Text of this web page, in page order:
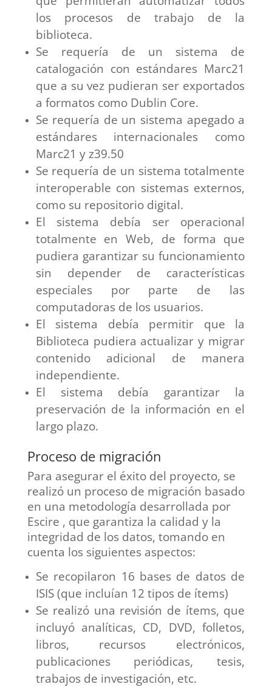
los procesos de trabajo de la
biblioteca.
Se requería de un sistema de
catalogación con estándares Marc21
que a su vez pudieran ser exportados
a formatos como Dublin Core.
Se requería de un sistema apegado a
estándares internacionales como
Marc21 y z39.50
Se requería de un sistema totalmente
interoperable con sistemas externos,
como su repositorio digital.
El sistema debía ser operacional
totalmente en Web, de forma que
pudiera garantizar su funcionamiento
sin depender de características
especiales por parte de las
computadoras de los usuarios.
El sistema debía permitir que la
Biblioteca pudiera actualizar y migrar
contenido adicional de manera
independiente.
El sistema debía garantizar la
preservación de la información en el
largo plazo.
Proceso de migración
Para asegurar el éxito del proyecto, se
realizó un proceso de migración basado
en una metodología desarrollada por
Escire , que garantiza la calidad y la
integridad de los datos, tomando en
cuenta los siguientes aspectos:
Se recopilaron 16 bases de datos de
ISIS (que incluían 12 tipos de ítems)
Se realizó una revisión de ítems, que
incluyó analíticas, CD, DVD, folletos,
libros, recursos electrónicos,
publicaciones periódicas, tesis,
trabajos de investigación, etc.